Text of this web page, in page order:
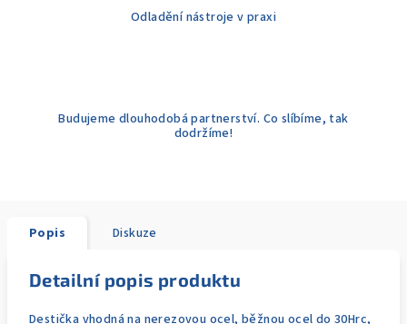
Odladění nástroje v praxi
Budujeme dlouhodobá partnerství. Co slíbíme, tak
dodržíme!
Popis Diskuze
Detailní popis produktu
Destička vhodná na nerezovou ocel, běžnou ocel do 30Hrc,